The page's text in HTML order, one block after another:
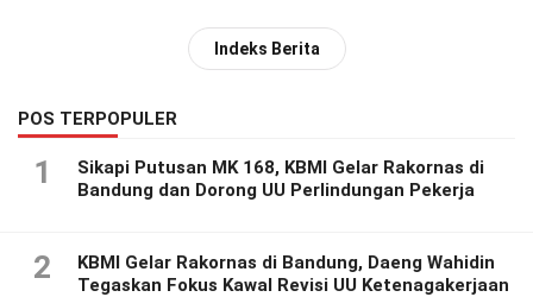
Indeks Berita
POS TERPOPULER
1
Sikapi Putusan MK 168, KBMI Gelar Rakornas di
Bandung dan Dorong UU Perlindungan Pekerja
2
KBMI Gelar Rakornas di Bandung, Daeng Wahidin
Tegaskan Fokus Kawal Revisi UU Ketenagakerjaan